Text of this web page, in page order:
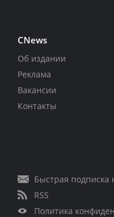
CNews
Об издании
Реклама
Вакансии
Контакты
Быстрая подписка
RSS
Политика